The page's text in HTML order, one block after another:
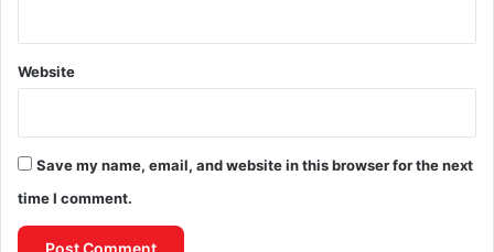
Website
Save my name, email, and website in this browser for the next
time I comment.